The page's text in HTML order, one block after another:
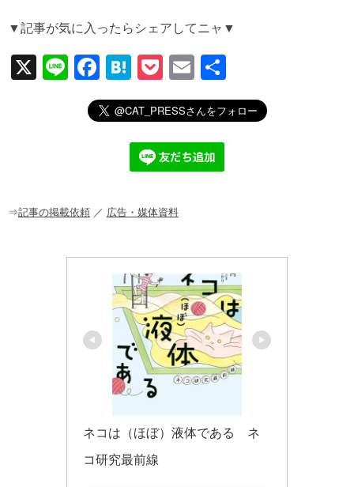
▼記事が気に入ったらシェアしてニャ▼
X
Li
F
a
c
o
H
at
e
n
a
P
o
ck
et
E
m
ail
有
⇒記事の掲載依頼 ／ 広告・媒体資料
ネコは（ほぼ）液体である　ネ
コ研究最前線